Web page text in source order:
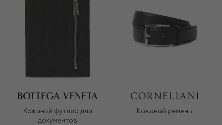
Кожаный футляр для
документов
Кожаный ремень